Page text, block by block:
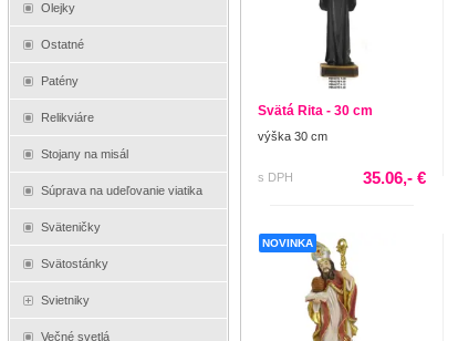
Olejky
Ostatné
Patény
Relikviáre
Stojany na misál
Súprava na udeľovanie viatika
Sväteničky
Svätostánky
Svietniky
Večné svetlá
Svätá Rita - 30 cm
výška 30 cm
s DPH 35.06,- €
NOVINKA